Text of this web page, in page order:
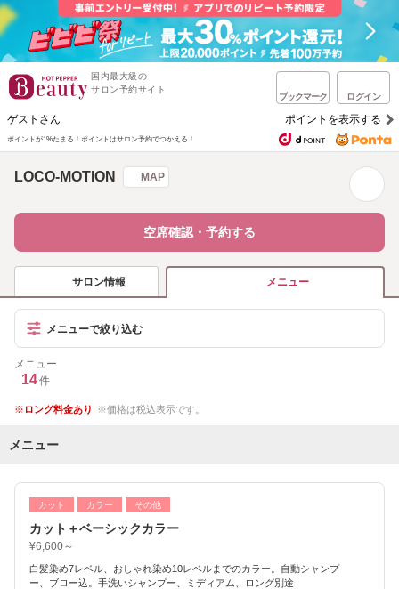
国内最大級の
サロン予約サイト
ブックマーク ログイン
ゲストさん ポイントを表示する
ポイントが1%たまる！ ポイントはサロン予約でつかえる！
LOCO‐MOTION MAP
空席確認・予約する
サロン情報 メニュー
メニューで絞り込む
メニュー
14件
ロング料金あり 価格は税込表示です。
メニュー
カット カラー その他
カット＋ベーシックカラー
¥6,600～
白髪染め7レベル、おしゃれ染め10レベルまでのカラー。自動シャンプ
ー、ブロー込。手洗いシャンプー、ミディアム、ロング別途